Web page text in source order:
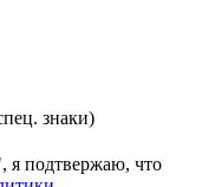
знаки)
я подтвержаю, что